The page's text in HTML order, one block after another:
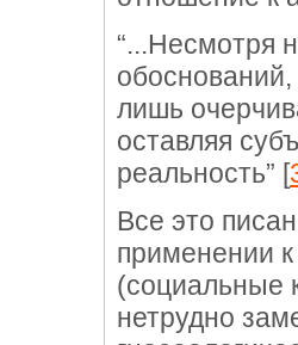
“...Несмотря
лишь
оставляя
реальность” [
Все это
применении
(социальные
нетрудно